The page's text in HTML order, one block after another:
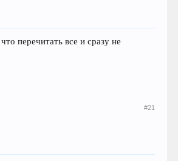
перечитать все и сразу не
#21